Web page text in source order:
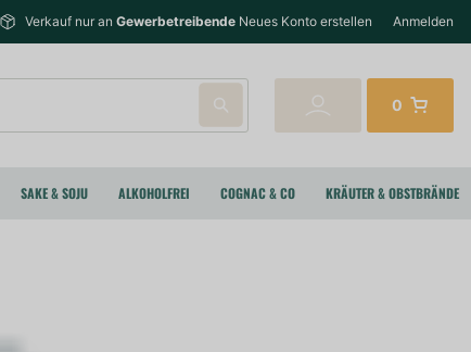
Verkauf nur an Gewerbetreibende Neues Konto erstellen Anmelden
0
SAKE & SOJU ALKOHOLFREI COGNAC & CO KRÄUTER & OBSTBRÄNDE